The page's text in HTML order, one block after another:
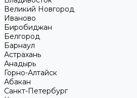
Великий Новгород
Иваново
Биробиджан
Белгород
Барнаул
Астрахань
Анадырь
Горно-Алтайск
Абакан
Санкт-Петербург